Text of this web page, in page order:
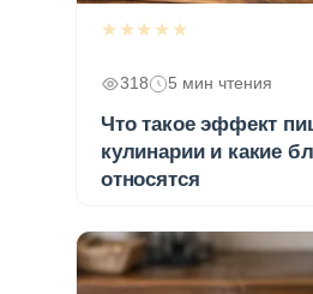
★★★★★
318 5 мин чтения
Что такое эффект
кулинарии и какие
относятся